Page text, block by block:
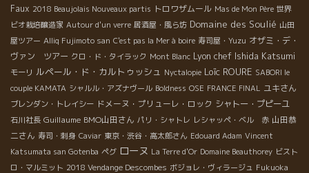
Faux 2018 Beaujolais Nouveaux partis トロワザムール Mas de Mon Père 世界
ビオ栽培醸造家 Autour d'un verre 居酒屋・風ら坊 Domaine des Soulié 山田
屋ツアー Alliq Fujimoto san C'est pas la Mer à boire 寿司屋・Yuzu オザミ・デ・
ヴァン ツアー クロ・ド・タイラック Mont Blanc Lyon chef Ishida Katsumi
モーリ ルペール・ド・カルトゥッシュ Nyctalopie Loïc ROURE SABORI le
couple KAMATA シャルル・アズナヴール Boldness OSE FRANCE FINAL ユキさん
ブレンダン・トレイシー ドメーヌ・プリューレ・ロック シャトー・プピーユ
石川社長 Guillaume BMO山田さん パリ・シャトレ レシャッペ・ベル 赤 山田恭
二さん 寿司・刺身 Caviar 東京・渋谷・高太郎さん Edouard Adam Vincent
Katsumata san Gotenba ペグ ローヌ La Terre d'Or Domaine Beauthorey ビスト
ロ・マルミット 2018 Vendange Descombes ボジョレ・ヴィラージュ Fukuoka